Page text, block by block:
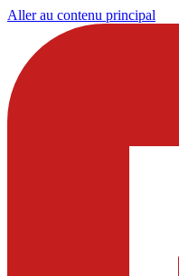
Aller au contenu principal